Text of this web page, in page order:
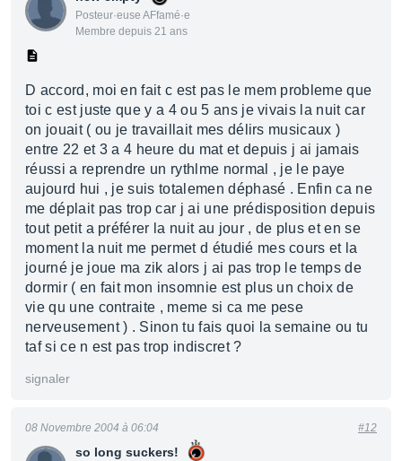
Posteur·euse AFfamé·e
Membre depuis 21 ans
D accord, moi en fait c est pas le mem probleme que
toi c est juste que y a 4 ou 5 ans je vivais la nuit car
on jouait ( ou je travaillait mes délirs musicaux )
entre 22 et 3 a 4 heure du mat et depuis j ai jamais
réussi a reprendre un rythlme normal , je le paye
aujourd hui , je suis totalemen déphasé . Enfin ca ne
me déplait pas trop car j ai une prédisposition depuis
tout petit a préférer la nuit au jour , de plus et en se
moment la nuit me permet d étudié mes cours et la
journé je joue ma zik alors j ai pas trop le temps de
dormir ( en fait mon insomnie est plus un choix de
vie qu une contraite , meme si ca me pese
nerveusement ) . Sinon tu fais quoi la semaine ou tu
taf si ce n est pas trop indiscret ?
signaler
so long suckers!
08 Novembre 2004 à 06:04 #12